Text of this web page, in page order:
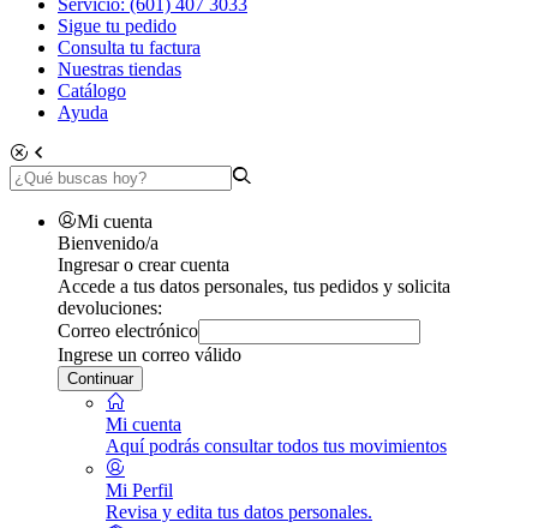
Servicio: (601) 407 3033
Sigue tu pedido
Consulta tu factura
Nuestras tiendas
Catálogo
Ayuda
Mi cuenta
Bienvenido/a
Ingresar o crear cuenta
Accede a tus datos personales, tus pedidos y solicita
devoluciones:
Correo electrónico
Ingrese un correo válido
Continuar
Mi cuenta
Aquí podrás consultar todos tus movimientos
Mi Perfil
Revisa y edita tus datos personales.